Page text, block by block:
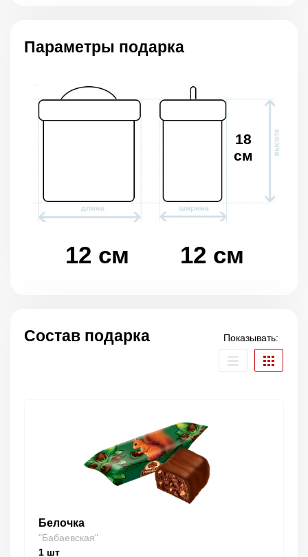
Параметры подарка
12 см 12 см
18
см
Состав подарка Показывать:
Белочка
"Бабаевская"
1 шт